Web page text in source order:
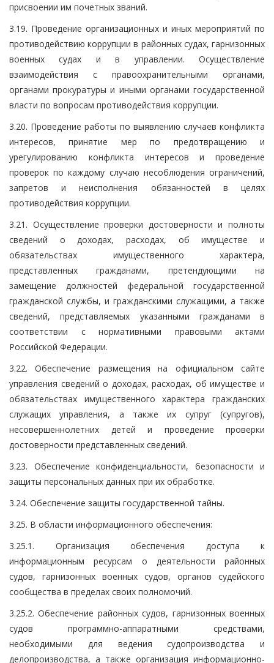
присвоении им почетных званий.
3.19. Проведение организационных и иных мероприятий по
противодействию коррупции в районных судах, гарнизонных
военных судах и в управлении. Осуществление
взаимодействия с правоохранительными органами,
органами прокуратуры и иными органами государственной
власти по вопросам противодействия коррупции.
3.20. Проведение работы по выявлению случаев конфликта
интересов, принятие мер по предотвращению и
урегулированию конфликта интересов и проведение
проверок по каждому случаю несоблюдения ограничений,
запретов и неисполнения обязанностей в целях
противодействия коррупции.
3.21. Осуществление проверки достоверности и полноты
сведений о доходах, расходах, об имуществе и
обязательствах имущественного характера,
представленных гражданами, претендующими на
замещение должностей федеральной государственной
гражданской службы, и гражданскими служащими, а также
сведений, представляемых указанными гражданами в
соответствии с нормативными правовыми актами
Российской Федерации.
3.22. Обеспечение размещения на официальном сайте
управления сведений о доходах, расходах, об имуществе и
обязательствах имущественного характера гражданских
служащих управления, а также их супруг (супругов),
несовершеннолетних детей и проведение проверки
достоверности представленных сведений.
3.23. Обеспечение конфиденциальности, безопасности и
защиты персональных данных при их обработке.
3.24. Обеспечение защиты государственной тайны.
3.25. В области информационного обеспечения:
3.25.1. Организация обеспечения доступа к
информационным ресурсам о деятельности районных
судов, гарнизонных военных судов, органов судейского
сообщества в пределах своих полномочий.
3.25.2. Обеспечение районных судов, гарнизонных военных
судов программно-аппаратными средствами,
необходимыми для ведения судопроизводства и
делопроизводства, а также организация информационно-